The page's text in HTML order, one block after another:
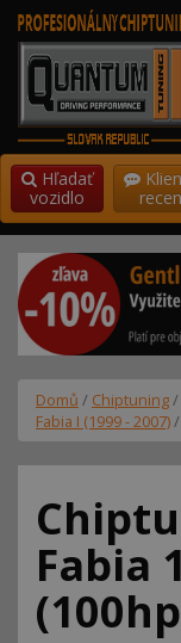
Hľadať
vozidlo
Domů / Chiptuning/
Fabia I (1999 - 2007)
Fabia